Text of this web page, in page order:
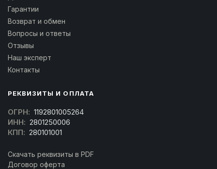
Гарантии
Возврат и обмен
Вопросы и ответы
Отзывы
Наш эксперт
Контакты
РЕКВИЗИТЫ И ОПЛАТА
ОГРН: 1192801005264
ИНН: 2801250006
КПП: 280101001
Скачать реквизиты в PDF
Договор оферта